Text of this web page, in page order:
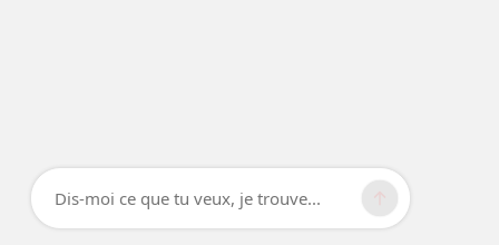
Dis-moi ce que tu veux, je trouve...